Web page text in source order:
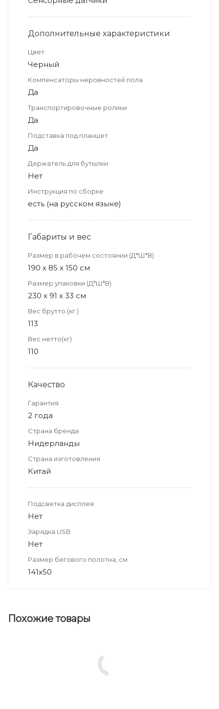
Дополнительные xарактеристики
Цвет
Черный
Компенсаторы неровностей пола
Да
Транспортировочные ролики
Да
Подставка под планшет
Да
Держатель для бутылки
Нет
Инструкция по сборке
есть (на русском языке)
Габариты и вес
Размер в рабочем состоянии (Д*Ш*В)
190 х 85 х 150 см
Размер упаковки (Д*Ш*В)
230 x 91 x 33 см
Вес брутто (кг.)
113
Вес нетто(кг)
110
Качество
Гарантия
2 года
Страна бренда
Нидерланды
Страна изготовления
Китай
Подсветка дисплея
Нет
Зарядка USB
Нет
Размер бегового полотна, см
141х50
Похожие товары